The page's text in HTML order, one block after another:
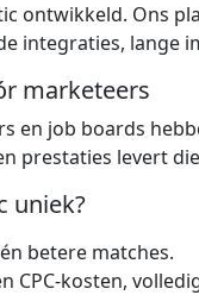
ontwikkeld. Ons
integraties,
marketeers
en job boards
prestaties levert
uniek?
betere matches.
CPC-kosten,